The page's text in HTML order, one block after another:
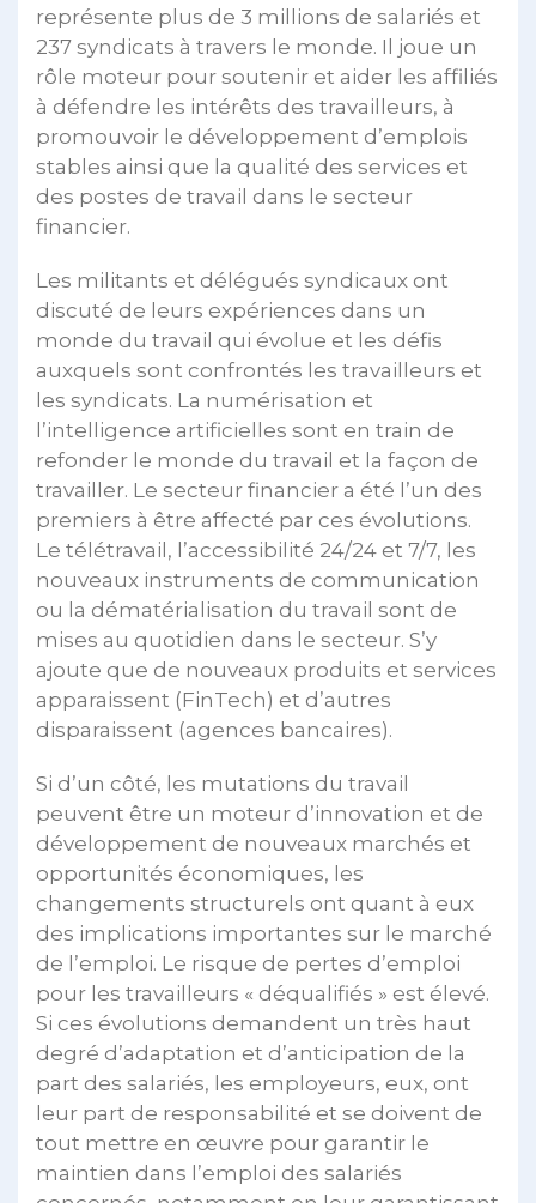
représente plus de 3 millions de salariés et
237 syndicats à travers le monde. Il joue un
rôle moteur pour soutenir et aider les affiliés
à défendre les intérêts des travailleurs, à
promouvoir le développement d’emplois
stables ainsi que la qualité des services et
des postes de travail dans le secteur
financier.
Les militants et délégués syndicaux ont
discuté de leurs expériences dans un
monde du travail qui évolue et les défis
auxquels sont confrontés les travailleurs et
les syndicats. La numérisation et
l’intelligence artificielles sont en train de
refonder le monde du travail et la façon de
travailler. Le secteur financier a été l’un des
premiers à être affecté par ces évolutions.
Le télétravail, l’accessibilité 24/24 et 7/7, les
nouveaux instruments de communication
ou la dématérialisation du travail sont de
mises au quotidien dans le secteur. S’y
ajoute que de nouveaux produits et services
apparaissent (FinTech) et d’autres
disparaissent (agences bancaires).
Si d’un côté, les mutations du travail
peuvent être un moteur d’innovation et de
développement de nouveaux marchés et
opportunités économiques, les
changements structurels ont quant à eux
des implications importantes sur le marché
de l’emploi. Le risque de pertes d’emploi
pour les travailleurs « déqualifiés » est élevé.
Si ces évolutions demandent un très haut
degré d’adaptation et d’anticipation de la
part des salariés, les employeurs, eux, ont
leur part de responsabilité et se doivent de
tout mettre en œuvre pour garantir le
maintien dans l’emploi des salariés